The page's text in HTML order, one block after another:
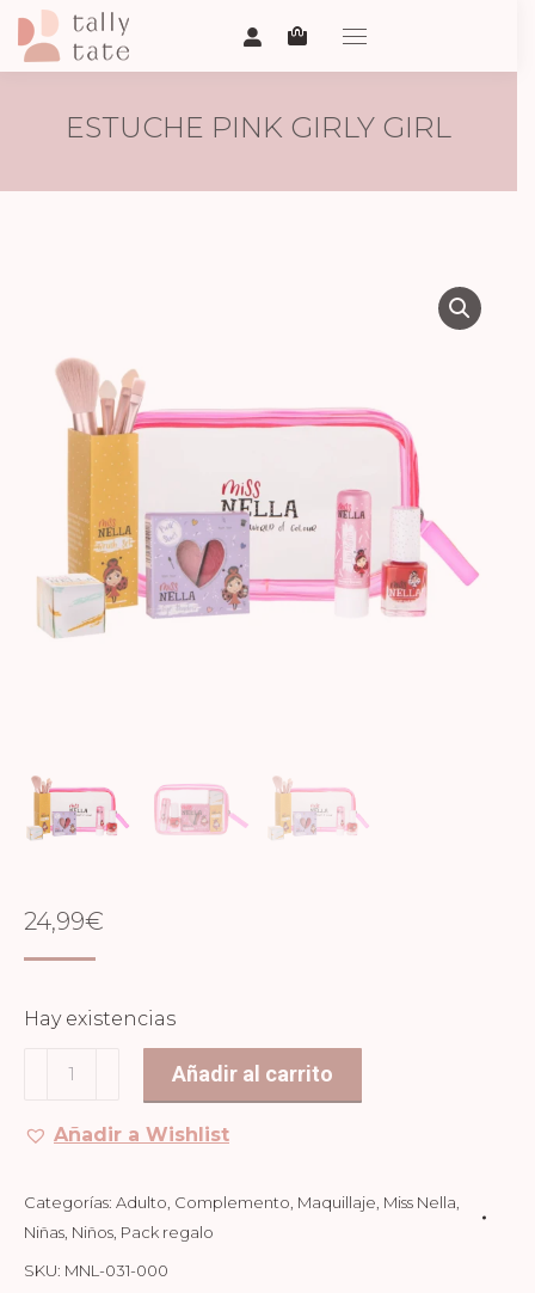
ESTUCHE PINK GIRLY GIRL
24,99€
Hay existencias
ESTUCHE
GIRLY
ESSENTIALS
cantidad
Añadir al carrito
Añadir a Wishlist
Categorías: Adulto Complemento Maquillaje Miss Nella
Niñas Niños Pack regalo
SKU: MNL-031-000